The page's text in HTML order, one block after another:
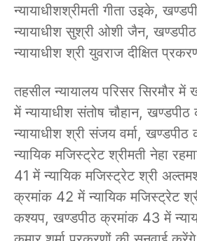
न्यायाधीशश्रीमती गीता उइके,
न्यायाधीश सुश्री ओशी जैन,
न्यायाधीश श्री युवराज दीक्षित
तहसील न्यायालय परिसर सिरमौर
में न्यायाधीश संतोष चौहान,
न्यायाधीश श्री संजय वर्मा,
न्यायिक मजिस्ट्रेट श्रीमती नेहा
41 में न्यायिक मजिस्ट्रेट श्री
क्रमांक 42 में न्यायिक मजिस्ट्रेट
कश्यप, खण्डपीठ क्रमांक 43 में